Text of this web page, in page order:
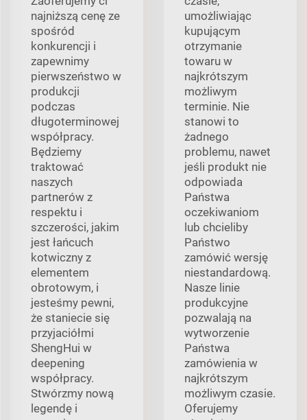
najniższą cenę ze
spośród
konkurencji i
zapewnimy
pierwszeństwo w
produkcji
podczas
długoterminowej
współpracy.
Będziemy
traktować
naszych
partnerów z
respektu i
szczerości, jakim
jest łańcuch
kotwiczny z
elementem
obrotowym, i
jesteśmy pewni,
że staniecie się
przyjaciółmi
ShengHui w
deepening
współpracy.
Stwórzmy nową
legendę i
umożliwiając
kupującym
otrzymanie
towaru w
najkrótszym
możliwym
terminie. Nie
stanowi to
żadnego
problemu, nawet
jeśli produkt nie
odpowiada
Państwa
oczekiwaniom
lub chcieliby
Państwo
zamówić wersję
niestandardową.
Nasze linie
produkcyjne
pozwalają na
wytworzenie
Państwa
zamówienia w
najkrótszym
możliwym czasie.
Oferujemy